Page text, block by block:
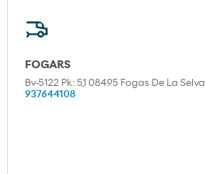
FOGARS
Bv-5122 Pk: 5,1 08495 Fogas De La Selva
937644108